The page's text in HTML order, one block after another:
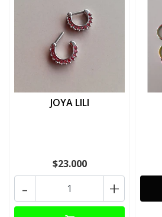
JOYA LILI
$23.000
+
-